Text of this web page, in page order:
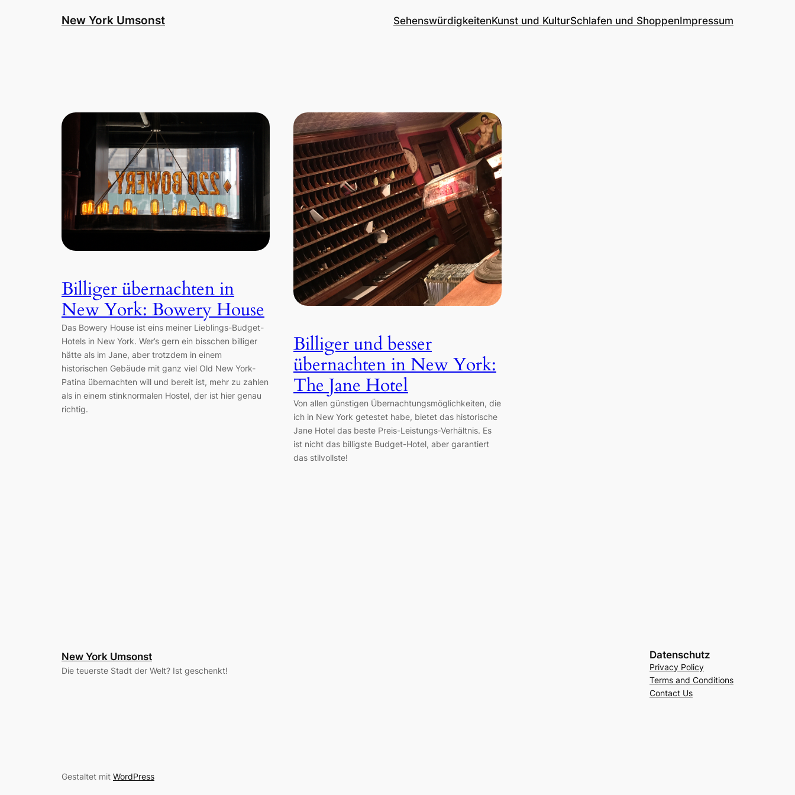
New York Umsonst SehenswürdigkeitenKunst und KulturSchlafen und ShoppenImpressum
Billiger übernachten in
New York: Bowery House
Das Bowery House ist eins meiner Lieblings-Budget-
Hotels in New York. Wer’s gern ein bisschen billiger
hätte als im Jane, aber trotzdem in einem
historischen Gebäude mit ganz viel Old New York-
Patina übernachten will und bereit ist, mehr zu zahlen
als in einem stinknormalen Hostel, der ist hier genau
richtig.
Billiger und besser
übernachten in New York:
The Jane Hotel
Von allen günstigen Übernachtungsmöglichkeiten, die
ich in New York getestet habe, bietet das historische
Jane Hotel das beste Preis-Leistungs-Verhältnis. Es
ist nicht das billigste Budget-Hotel, aber garantiert
das stilvollste!
New York Umsonst
Die teuerste Stadt der Welt? Ist geschenkt!
Datenschutz
Privacy Policy
Terms and Conditions
Contact Us
Gestaltet mit WordPress